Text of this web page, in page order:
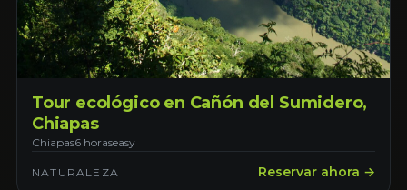
Tour ecológico en Cañón del Sumidero,
Chiapas
Chiapas6 horaseasy
NATURALEZA Reservar ahora →